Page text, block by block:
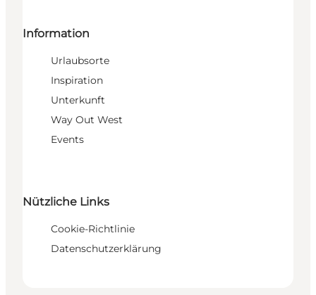
Information
Urlaubsorte
Inspiration
Unterkunft
Way Out West
Events
Nützliche Links
Cookie-Richtlinie
Datenschutzerklärung